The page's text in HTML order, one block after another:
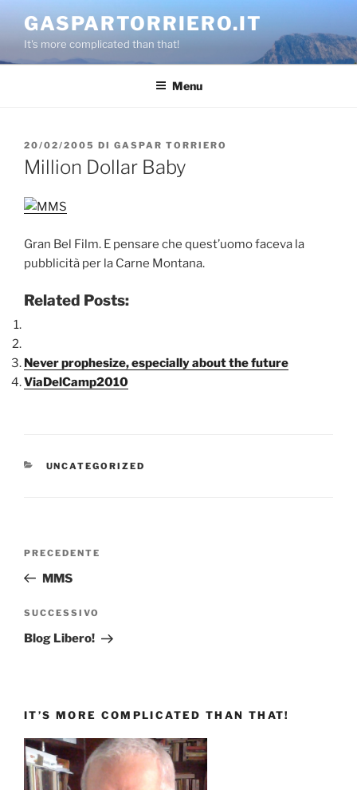
contenuto
GASPARTORRIERO.IT
It's more complicated than that!
Menu
PUBBLICATO
IL
20/02/2005 DI GASPAR TORRIERO
Million Dollar Baby
Gran Bel Film. E pensare che quest’uomo faceva la
pubblicità per la Carne Montana.
Related Posts:
Never prophesize, especially about the future
ViaDelCamp2010
CATEGORIE
UNCATEGORIZED
Articolo
precedente:
PRECEDENTE
MMS
Articolo
successivo
SUCCESSIVO
Blog Libero!
IT’S MORE COMPLICATED THAN THAT!